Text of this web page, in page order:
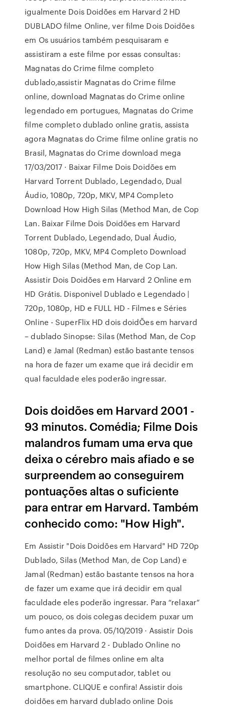
igualmente Dois Doidões em Harvard 2 HD
DUBLADO filme Online, ver filme Dois Doidões
em Os usuários também pesquisaram e
assistiram a este filme por essas consultas:
Magnatas do Crime filme completo
dublado,assistir Magnatas do Crime filme
online, download Magnatas do Crime online
legendado em portugues, Magnatas do Crime
filme completo dublado online gratis, assista
agora Magnatas do Crime filme online gratis no
Brasil, Magnatas do Crime download mega
17/03/2017 · Baixar Filme Dois Doidões em
Harvard Torrent Dublado, Legendado, Dual
Áudio, 1080p, 720p, MKV, MP4 Completo
Download How High Silas (Method Man, de Cop
Lan. Baixar Filme Dois Doidões em Harvard
Torrent Dublado, Legendado, Dual Áudio,
1080p, 720p, MKV, MP4 Completo Download
How High Silas (Method Man, de Cop Lan.
Assistir Dois Doidões em Harvard 2 Online em
HD Grátis. Disponivel Dublado e Legendado |
720p, 1080p, HD e FULL HD - Filmes e Séries
Online - SuperFlix HD dois doidÕes em harvard
– dublado Sinopse: Silas (Method Man, de Cop
Land) e Jamal (Redman) estão bastante tensos
na hora de fazer um exame que irá decidir em
qual faculdade eles poderão ingressar.
Dois doidões em Harvard 2001 -
93 minutos. Comédia; Filme Dois
malandros fumam uma erva que
deixa o cérebro mais afiado e se
surpreendem ao conseguirem
pontuações altas o suficiente
para entrar em Harvard. Também
conhecido como: "How High".
Em Assistir "Dois Doidões em Harvard" HD 720p
Dublado, Silas (Method Man, de Cop Land) e
Jamal (Redman) estão bastante tensos na hora
de fazer um exame que irá decidir em qual
faculdade eles poderão ingressar. Para “relaxar”
um pouco, os dois colegas decidem puxar um
fumo antes da prova. 05/10/2019 · Assistir Dois
Doidões em Harvard 2 - Dublado Online no
melhor portal de filmes online em alta
resolução no seu computador, tablet ou
smartphone. CLIQUE e confira! Assistir dois
doidões em harvard dublado online Dois